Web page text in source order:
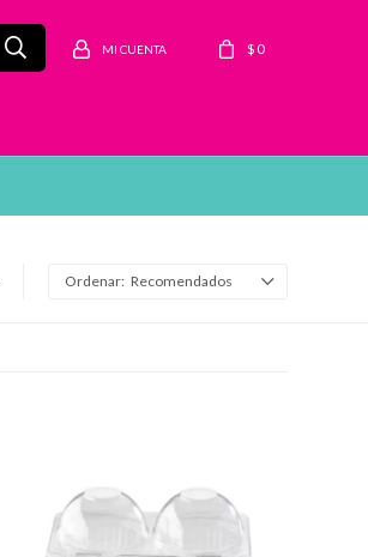
$ 0
Recomendados